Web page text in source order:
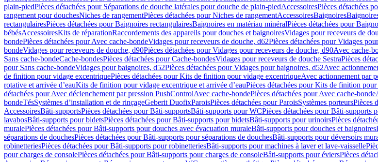
plain-piedPièces détachées pour Séparations de douche latérales pour douche de plain-piedAccessoiresPièces détachées
rangement pour douchesNiches de rangementPièces détachées pour Niches de rangementAccessoiresBaignoires
rectangulairesPièces détachées pour Baignoires rectangulairesBaignoires en matériau minéralPièces détachées pour
bébésAccessoiresKits de réparationRaccordements des appareils pour douches et baignoiresVidages pour receveurs de
bondePièces détachées pour Avec cache-bondeVidages pour receveurs de douche, d62Pièces détachées pour Vidages
bondeVidages pour receveurs de douche, d90Pièces détachées pour Vidages pour receveurs de douche, d90Avec cache-
Sans cache-bondeCache-bondesPièces détachées pour Cache-bondesVidages pour receveurs de douche SestraPièces
pour Sans cache-bondeVidages pour baignoires, d52Pièces détachées pour Vidages pour baignoires, d52Avec
de finition pour vidage excentriquePièces détachées pour Kits de finition pour vidage excentriqueAvec actionnement par
rotative et arrivée d’eauKits de finition pour vidage excentrique et arrivée d’eauPièces détachées pour Kits de finition
détachées pour Avec déclenchement par pression PushControlAvec cache-bondePièces détachées pour Avec cache-bonde
bondeTésSystèmes d’installation et de rinçageGeberit DuofixParoisPièces détachées pour ParoisSystèmes porteursPièces
AccessoiresBâti-supportsPièces détachées pour Bâti-supportsBâti-supports pour WCPièces détachées pour Bâti-supports
lavabosBâti-supports pour bidetsPièces détachées pour Bâti-supports pour bidetsBâti-supports pour urinoirsPièces
muralePièces détachées pour Bâti-supports pour douches avec évacuation muraleBâti-supports pour douches et baignoires
séparations de douchesPièces détachées pour Bâti-supports pour séparations de douchesBâti-supports pour déversoirs
robinetteriesPièces détachées pour Bâti-supports pour robinetteriesBâti-supports pour machines à laver et lave-vaisselle
pour charges de consolePièces détachées pour Bâti-supports pour charges de consoleBâti-supports pour éviersPièces